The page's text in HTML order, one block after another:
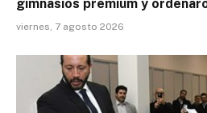
gimnasios premium y
viernes, 7 agosto 2026